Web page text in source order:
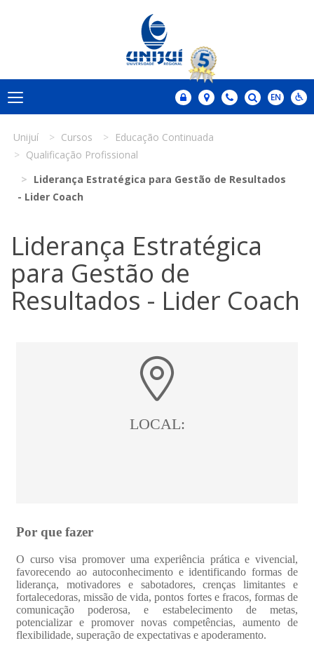
Unijuí Cursos
Educação Continuada
Qualificação Profissional
Liderança Estratégica para Gestão de Resultados
- Lider Coach
Liderança Estratégica
para Gestão de
Resultados - Lider Coach